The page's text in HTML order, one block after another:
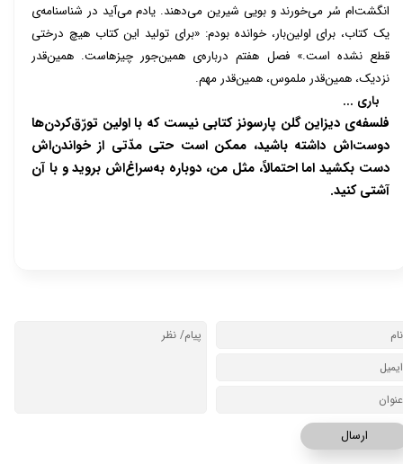
انگشت‌ام سُر می‌خورند و بویی شیرین می‌دهند. یادم می‌آید در شناسنامه‌ی
یک کتاب، برای اولین‌بار، خوانده بودم: «برای تولید این کتاب هیچ درختی
قطع نشده است.» فصل هفتم درباره‌ی همین‌جور چیزهاست. همین‌قدر
نزدیک، همین‌قدر ملموس، همین‌قدر مهم.
باری ...
فلسفهی دیزاین گلن پارسونز کتابی نیست که با اولین تورّقکردنها
دوستاش داشته باشید، ممکن است حتی مدّتی از خواندناش
دست بکشید اما احتمالاً، مثل من، دوباره بهسراغاش بروید و با آن
آشتی کنید.
ارسال